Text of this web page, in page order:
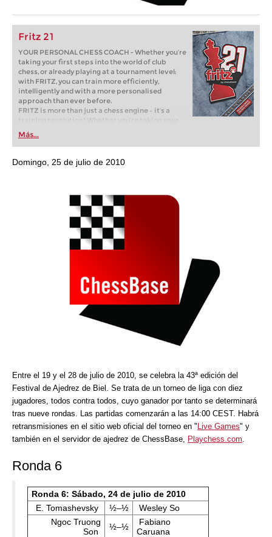
Fritz 21
YOUR PERSONAL CHESS COACH - Whether you’re
taking your first steps into the world of club
chess, or already playing at a tournament level:
with FRITZ, you can train more efficiently,
intelligently and with a more personalised
approach than ever before.
FRITZ is more than just a chess engine – it’s a
training revolution! Whether you’re taking your
first steps into the world of club chess, or already
playing at a tournament level: with FRITZ, you can
train more efficiently, intelligently and with a
more personalised approach than ever before.
Más...
Domingo, 25 de julio de 2010
Entre el 19 y el 28 de julio de 2010, se celebra la 43ª edición del
Festival de Ajedrez de Biel. Se trata de un torneo de liga con diez
jugadores, todos contra todos, cuyo ganador por tanto se determinará
tras nueve rondas. Las partidas comenzarán a las 14:00 CEST. Habrá
retransmisiones en el sitio web oficial del torneo en " Live Games" y
también en el servidor de ajedrez de ChessBase, Playchess.com.
Ronda 6
Ronda 6: Sábado, 24 de julio de 2010
E. Tomashevsky
½–½
Wesley So
Ngoc Truong
Son
½–½
Fabiano
Caruana